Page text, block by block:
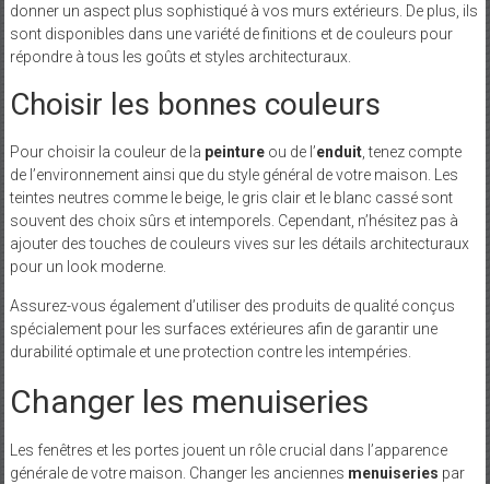
donner un aspect plus sophistiqué à vos murs extérieurs. De plus, ils
sont disponibles dans une variété de finitions et de couleurs pour
répondre à tous les goûts et styles architecturaux.
Choisir les bonnes couleurs
Pour choisir la couleur de la peintureou de l’enduit, tenez compte
de l’environnement ainsi que du style général de votre maison. Les
teintes neutres comme le beige, le gris clair et le blanc cassé sont
souvent des choix sûrs et intemporels. Cependant, n’hésitez pas à
ajouter des touches de couleurs vives sur les détails architecturaux
pour un look moderne.
Assurez-vous également d’utiliser des produits de qualité conçus
spécialement pour les surfaces extérieures afin de garantir une
durabilité optimale et une protection contre les intempéries.
Changer les menuiseries
Les fenêtres et les portes jouent un rôle crucial dans l’apparence
générale de votre maison. Changer les anciennes menuiseries par